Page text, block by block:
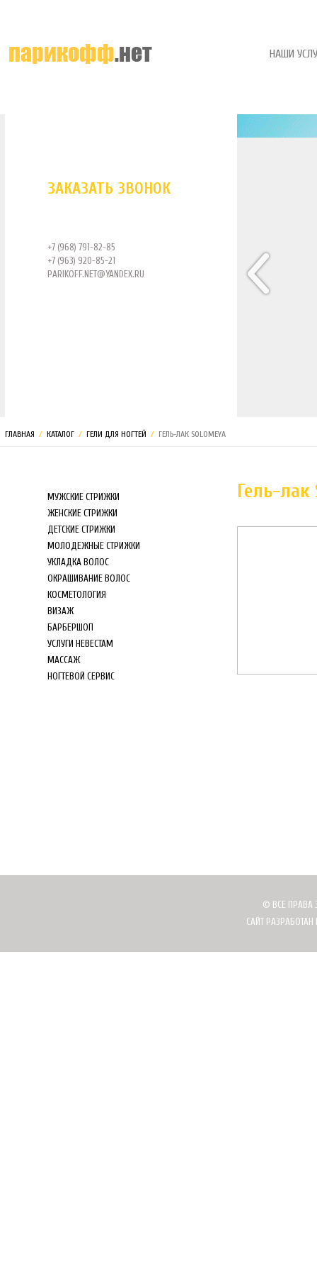
НАШИ
ЗАКАЗАТЬ ЗВОНОК
+7 (968) 791-82-85
+7 (963) 920-85-21
PARIKOFF.NET@YANDEX.RU
ГЛАВНАЯ / КАТАЛОГ / ГЕЛИ ДЛЯ НОГТЕЙ / ГЕЛЬ-ЛАК SOLOMEYA
МУЖСКИЕ СТРИЖКИ
ЖЕНСКИЕ СТРИЖКИ
ДЕТСКИЕ СТРИЖКИ
МОЛОДЕЖНЫЕ СТРИЖКИ
УКЛАДКА ВОЛОС
ОКРАШИВАНИЕ ВОЛОС
КОСМЕТОЛОГИЯ
ВИЗАЖ
БАРБЕРШОП
УСЛУГИ НЕВЕСТАМ
МАССАЖ
НОГТЕВОЙ СЕРВИС
Гель-лак
© ВСЕ ПРАВА
САЙТ